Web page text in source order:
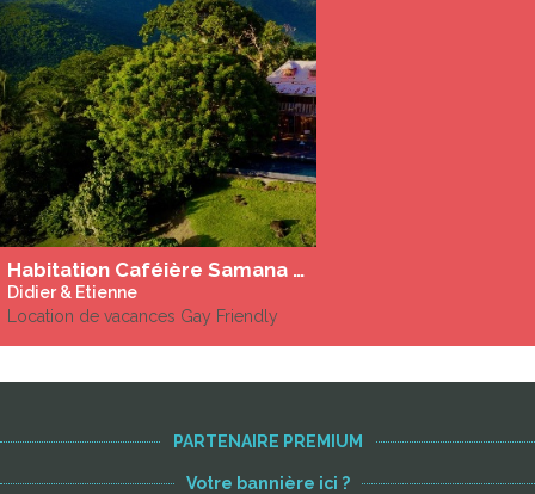
Habitation Caféière Samana Beausejour - Ecolodges 5 étoiles
Didier & Etienne
Location de vacances Gay Friendly
PARTENAIRE PREMIUM
Votre bannière ici ?